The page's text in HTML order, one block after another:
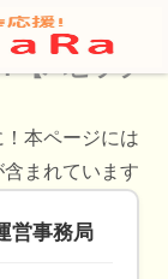
おすすめの
【ハピララ
本ページには
まれています
営事務局